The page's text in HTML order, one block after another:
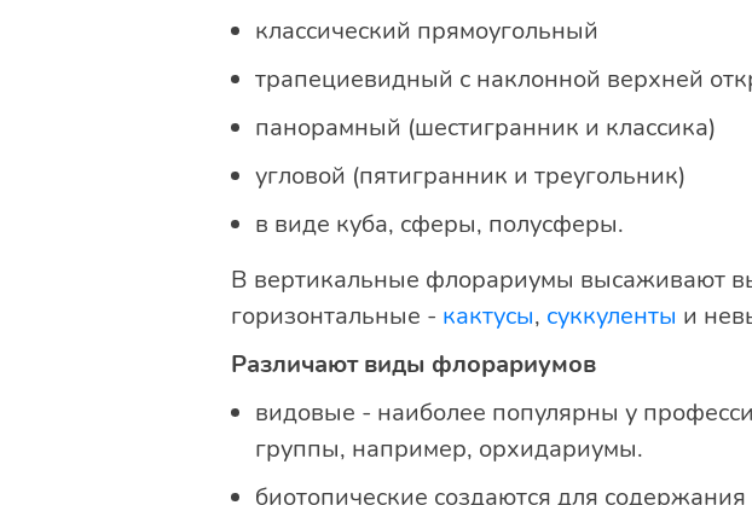
классический прямоугольный
трапециевидный с наклонной верхней
панорамный (шестигранник и классика)
угловой (пятигранник и треугольник)
в виде куба, сферы, полусферы.
В вертикальные флорариумы высаживают
горизонтальные - кактусы, суккуленты и
Различают виды флорариумов
видовые - наиболее популярны у
группы, например, орхидариумы.
биотопические создаются для